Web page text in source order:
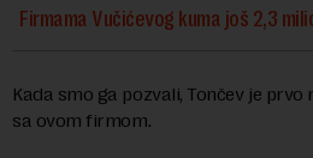
Firmama Vučićevog kuma još 2,3
Kada smo ga pozvali, Tončev je
sa ovom firmom.